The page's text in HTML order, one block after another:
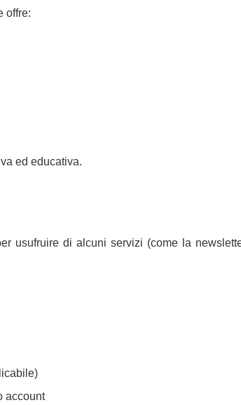
offre:
ed educativa.
usufruire di alcuni servizi (come la
account